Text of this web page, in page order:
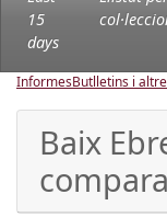
15
days
InformesButlletins i
Baix